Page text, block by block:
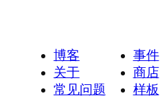
博客
关于
常见问题
事件
商店
样板